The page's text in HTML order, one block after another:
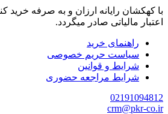
با کهکشان رایانه ارزان و به صرفه خرید
اعتبار مالیاتی صادر میگردد.
راهنمای خرید
سیاست حریم خصوصی
شرایط و قوانین
شرایط مراجعه حضوری
02191094812
crm@pkr-co.ir